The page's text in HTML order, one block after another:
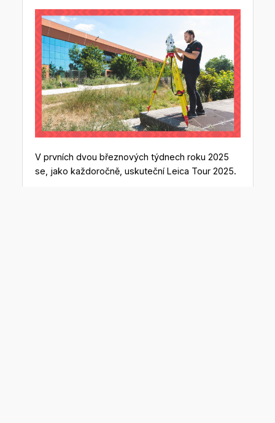
V prvních dvou březnových týdnech roku 2025
se, jako každoročně, uskuteční Leica Tour 2025.